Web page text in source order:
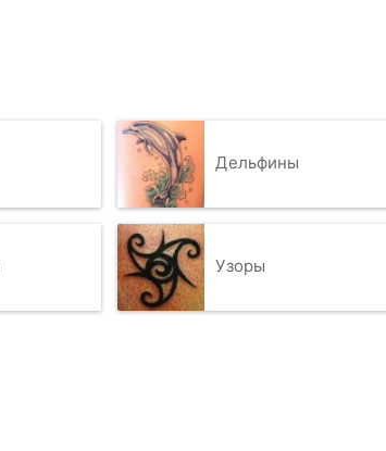
Дельфины
Узоры